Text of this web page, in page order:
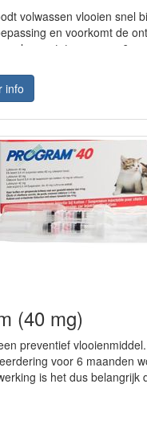
volwassen vlooien snel
en voorkomt de
en larven tot ongeveer 6
info
(40 mg)
preventief
voor 6 maanden
is het dus belangrijk